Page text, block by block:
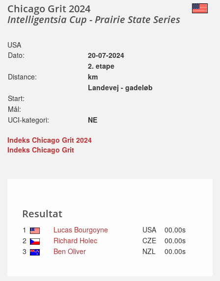
Chicago Grit 2024
Intelligentsia Cup - Prairie State Series
USA
Dato:
20-07-2024
2. etape
Distance:
km
Landevej - gadeløb
Start:
Mål:
UCI-kategori:
NE
Indeks Chicago Grit 2024
Indeks Chicago Grit
Resultat
1 Lucas Bourgoyne USA
00.00s
2
Richard Holec CZE
00.00s
3
Ben Oliver NZL 00.00s